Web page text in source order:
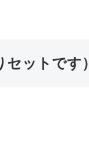
ットです）